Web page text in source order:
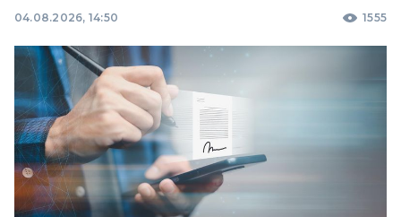
04.08.2026, 14:50 1555